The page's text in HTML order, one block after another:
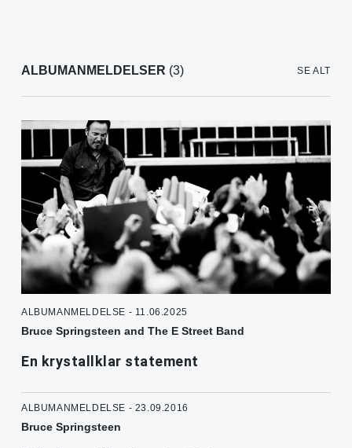
ALBUMANMELDELSER (3) SE ALT
ALBUMANMELDELSE - 11.06.2025
Bruce Springsteen and The E Street Band
En krystallklar statement
ALBUMANMELDELSE - 23.09.2016
Bruce Springsteen